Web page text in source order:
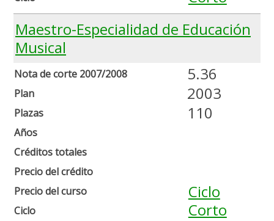
Maestro-Especialidad de Educación
Musical
Nota de corte 2007/2008
Plan
Plazas
Años
Créditos totales
Precio del crédito
Precio del curso
Ciclo
5.36
2003
110
Ciclo
Corto